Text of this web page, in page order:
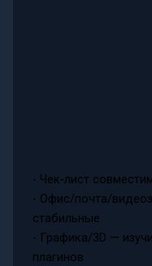
- Чек‑лист
- Офис/почта/
стабильные
- Графика/3D —
плагинов